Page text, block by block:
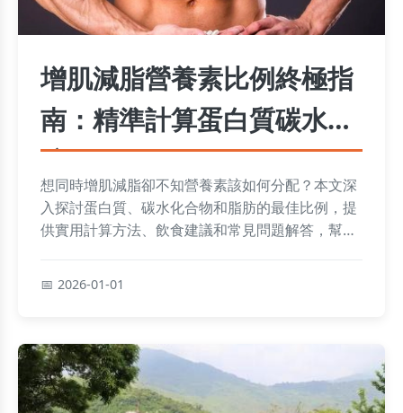
增肌減脂營養素比例終極指
南：精準計算蛋白質碳水脂
肪
想同時增肌減脂卻不知營養素該如何分配？本文深
入探討蛋白質、碳水化合物和脂肪的最佳比例，提
供實用計算方法、飲食建議和常見問題解答，幫助
2026-01-01